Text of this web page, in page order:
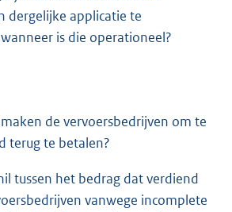
dergelijke applicatie te
is die operationeel?
de vervoersbedrijven om te
terug te betalen?
tussen het bedrag dat verdiend
vanwege incomplete